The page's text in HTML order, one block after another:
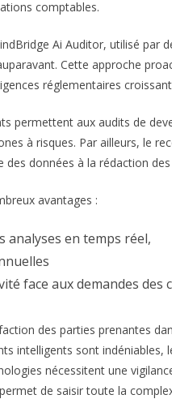
comptables.
Ai Auditor, utilisé par
Cette approche
réglementaires
permettent aux audits de
à risques. Par ailleurs, le
données à la rédaction des
avantages :
analyses en temps réel,
face aux demandes
des parties prenantes
intelligents sont indéniables,
nécessitent une
de saisir toute la